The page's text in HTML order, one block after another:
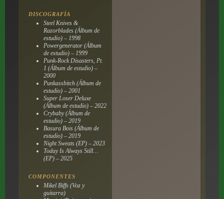
DISCOGRAFÍA
Steel Knives &
Razorblades(Álbum de
estudio) – 1998
Powergenerator(Álbum
de estudio) – 1999
Punk-Rock Disasters, Pt.
1 (Álbum de estudio) –
2000
Punkassbitch(Álbum de
estudio) – 2001
Super Loser Deluxe
(Álbum de estudio) – 2022
Crybaby(Álbum de
estudio) – 2019
Basura Bois(Álbum de
estudio) – 2019
Night Sweats(EP) – 2023
Today Is Always Still…
(EP) – 2025
COMPONENTES
Mikel Biffs (Voz y
guitarra)